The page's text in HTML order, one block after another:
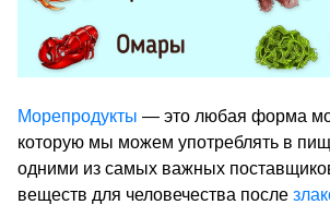
Морепродукты — это любая форма
которую мы можем употреблять в
одними из самых важных
веществ для человечества после